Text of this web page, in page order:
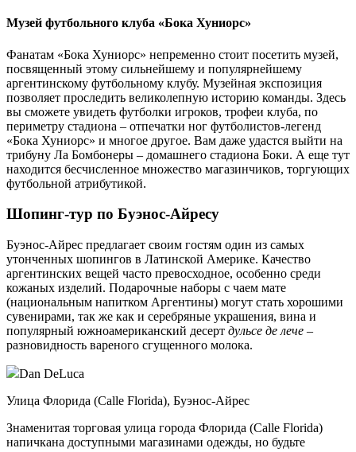
Музей футбольного клуба «Бока Хуниорс»
Фанатам «Бока Хуниорс» непременно стоит посетить музей,
посвященный этому сильнейшему и популярнейшему
аргентинскому футбольному клубу. Музейная экспозиция
позволяет проследить великолепную историю команды. Здесь
вы сможете увидеть футболки игроков, трофеи клуба, по
периметру стадиона – отпечатки ног футболистов-легенд
«Бока Хуниорс» и многое другое. Вам даже удастся выйти на
трибуну Ла Бомбонеры – домашнего стадиона Боки. А еще тут
находится бесчисленное множество магазинчиков, торгующих
футбольной атрибутикой.
Шопинг-тур по Буэнос-Айресу
Буэнос-Айрес предлагает своим гостям один из самых
утонченных шопингов в Латинской Америке. Качество
аргентинских вещей часто превосходное, особенно среди
кожаных изделий. Подарочные наборы с чаем мате
(национальным напитком Аргентины) могут стать хорошими
сувенирами, так же как и серебряные украшения, вина и
популярный южноамериканский десерт дульсе де лече –
разновидность вареного сгущенного молока.
Dan DeLuca
Улица Флорида (Calle Florida), Буэнос-Айрес
Знаменитая торговая улица города Флорида (Calle Florida)
напичкана доступными магазинами одежды, но будьте